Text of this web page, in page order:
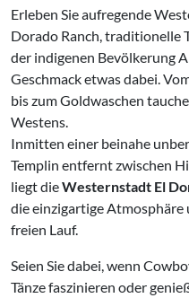
Erleben Sie aufregende
Dorado Ranch, traditionelle
der indigenen Bevölkerung
Geschmack etwas dabei.
bis zum Goldwaschen
Westens.
Inmitten einer beinahe
Templin entfernt zwischen
liegt dieWesternstadt El
die einzigartige Atmosphäre
freien Lauf.
Seien Sie dabei, wenn
Tänze faszinieren oder